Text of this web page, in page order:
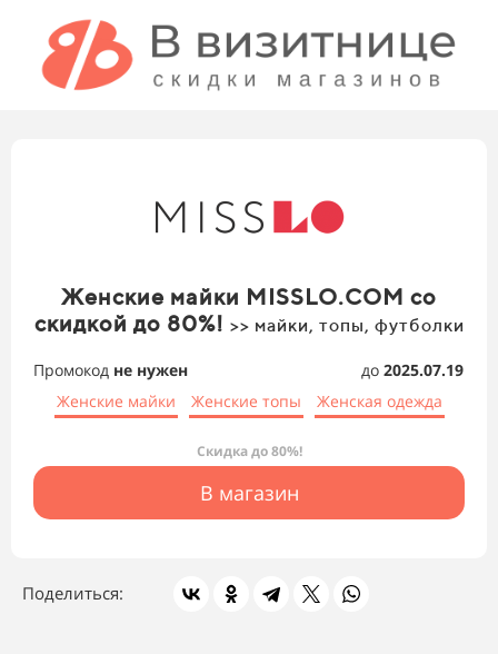
Женские майки MISSLO.COM со
скидкой до 80%! >> майки, топы, футболки
Промокод не нужен до 2025.07.19
Женские майки
Женские топы Женская одежда
Скидка до 80%!
В магазин
Поделиться: